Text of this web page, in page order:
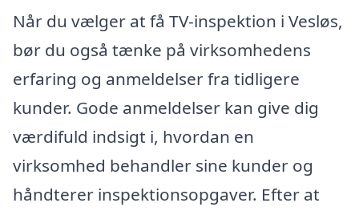
Når du vælger at få TV-inspektion i Vesløs,
bør du også tænke på virksomhedens
erfaring og anmeldelser fra tidligere
kunder. Gode anmeldelser kan give dig
værdifuld indsigt i, hvordan en
virksomhed behandler sine kunder og
håndterer inspektionsopgaver. Efter at